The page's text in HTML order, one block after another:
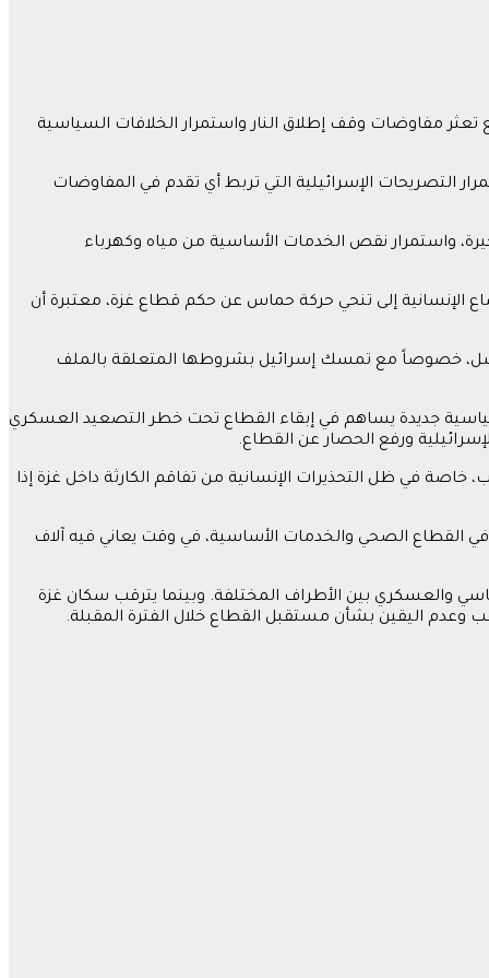
مفاوضات وقف إطلاق النار واستمرار الخلافات السياسية
التصريحات الإسرائيلية التي تربط أي تقدم في المفاوضات
واستمرار نقص الخدمات الأساسية من مياه وكهرباء
الإنسانية إلى تنحي حركة حماس عن حكم قطاع غزة، معتبرة أن
خصوصاً مع تمسك إسرائيل بشروطها المتعلقة بالملف
جديدة يساهم في إبقاء القطاع تحت خطر التصعيد العسكري
ورفع الحصار عن القطاع.
في ظل التحذيرات الإنسانية من تفاقم الكارثة داخل غزة إذا
القطاع الصحي والخدمات الأساسية، في وقت يعاني فيه آلاف
والعسكري بين الأطراف المختلفة. وبينما يترقب سكان غزة
وعدم اليقين بشأن مستقبل القطاع خلال الفترة المقبلة.